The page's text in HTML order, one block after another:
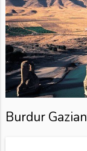
Burdur